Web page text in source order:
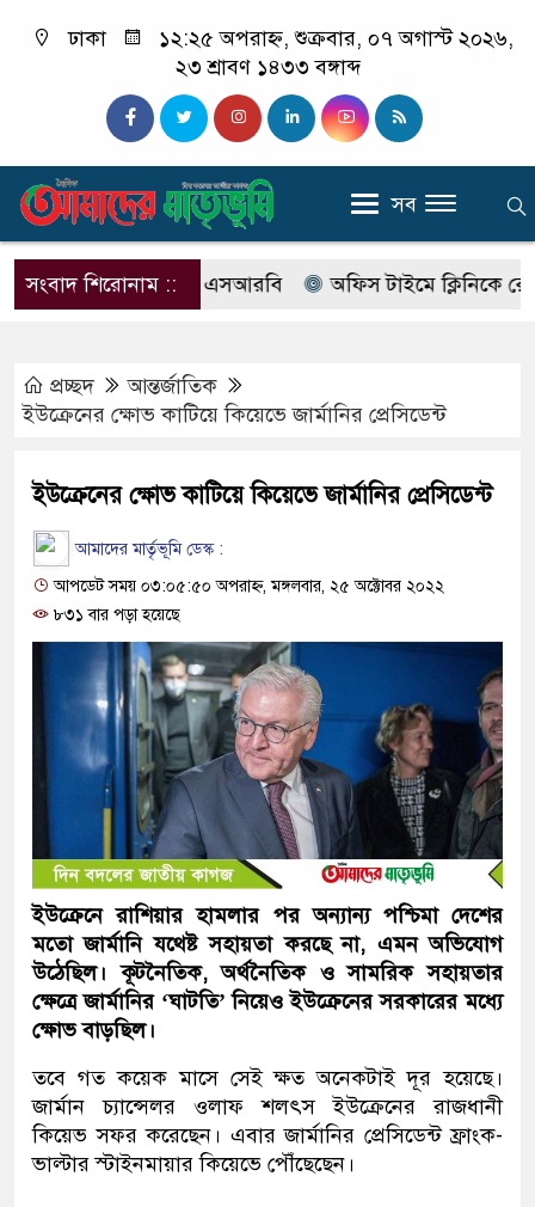
ঢাকা
১২:২৫ অপরাহ্ন, শুক্রবার, ০৭ অগাস্ট ২০২৬,
২৩ শ্রাবণ ১৪৩৩ বঙ্গাব্দ
সব
সংবাদ শিরোনাম ::
নাম বদলে আসছে এসআরবি অফিস টাইমে ক্লিনিকে রোগী
প্রচ্ছদ
আন্তর্জাতিক
ইউক্রেনের ক্ষোভ কাটিয়ে কিয়েভে জার্মানির প্রেসিডেন্ট
ইউক্রেনের ক্ষোভ কাটিয়ে কিয়েভে জার্মানির প্রেসিডেন্ট
আমাদের মার্তৃভূমি ডেস্ক :
আপডেট সময় ০৩:০৫:৫০ অপরাহ্ন, মঙ্গলবার, ২৫ অক্টোবর ২০২২
৮৩১ বার পড়া হয়েছে
ইউক্রেনে রাশিয়ার হামলার পর অন্যান্য পশ্চিমা দেশের
মতো জার্মানি যথেষ্ট সহায়তা করছে না, এমন অভিযোগ
উঠেছিল। কূটনৈতিক, অর্থনৈতিক ও সামরিক সহায়তার
ক্ষেত্রে জার্মানির ‘ঘাটতি’ নিয়েও ইউক্রেনের সরকারের মধ্যে
ক্ষোভ বাড়ছিল।
তবে গত কয়েক মাসে সেই ক্ষত অনেকটাই দূর হয়েছে।
জার্মান চ্যান্সেলর ওলাফ শলৎস ইউক্রেনের রাজধানী
কিয়েভ সফর করেছেন। এবার জার্মানির প্রেসিডেন্ট ফ্রাংক-
ভাল্টার স্টাইনমায়ার কিয়েভে পৌঁছেছেন।